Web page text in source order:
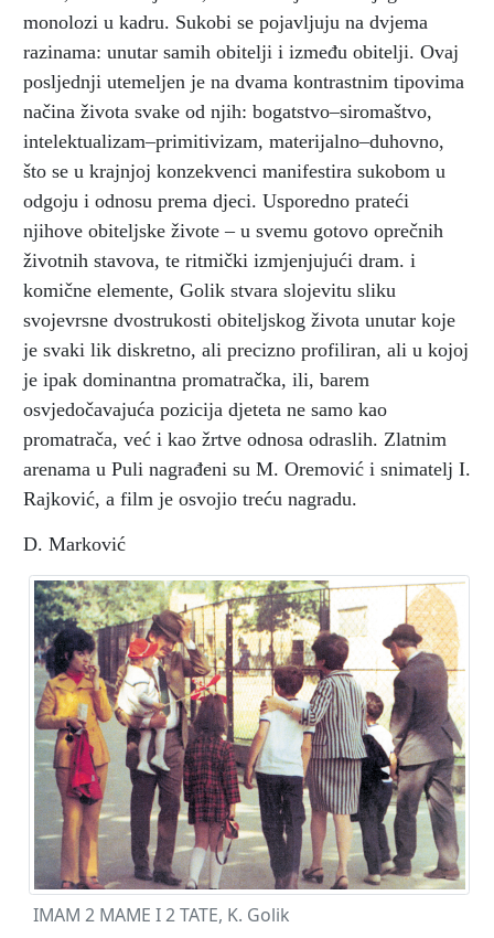
monolozi u kadru. Sukobi se pojavljuju na dvjema
razinama: unutar samih obitelji i između obitelji. Ovaj
posljednji utemeljen je na dvama kontrastnim tipovima
načina života svake od njih: bogatstvo–siromaštvo,
intelektualizam–primitivizam, materijalno–duhovno,
što se u krajnjoj konzekvenci manifestira sukobom u
odgoju i odnosu prema djeci. Usporedno prateći
njihove obiteljske živote – u svemu gotovo oprečnih
životnih stavova, te ritmički izmjenjujući dram. i
komične elemente, Golik stvara slojevitu sliku
svojevrsne dvostrukosti obiteljskog života unutar koje
je svaki lik diskretno, ali precizno profiliran, ali u kojoj
je ipak dominantna promatračka, ili, barem
osvjedočavajuća pozicija djeteta ne samo kao
promatrača, već i kao žrtve odnosa odraslih. Zlatnim
arenama u Puli nagrađeni su M. Oremović i snimatelj I.
Rajković, a film je osvojio treću nagradu.
D. Marković
IMAM 2 MAME I 2 TATE, K. Golik